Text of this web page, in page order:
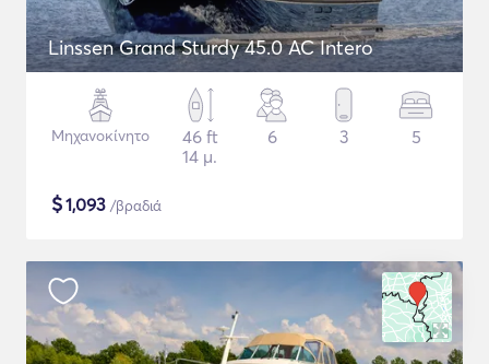
Linssen Grand Sturdy 45.0 AC Intero
Μηχανοκίνητο
46 ft
14 μ.
6 3 5
$1,093 /βραδιά